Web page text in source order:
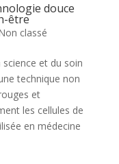
douce
être
classé
et du soin
technique non
et
les cellules de
en médecine